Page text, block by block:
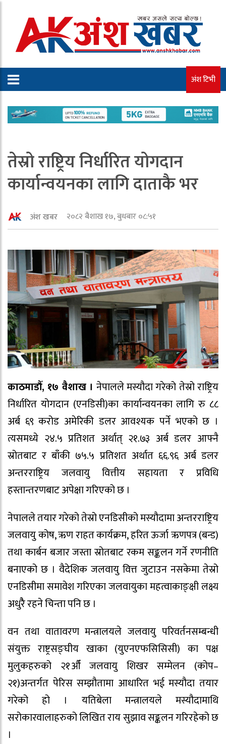
अंश टिभी
तेस्रो राष्ट्रिय निर्धारित योगदान
कार्यान्वयनका लागि दाताकै भर
अंश खबर २०८२ बैशाख १७, बुधबार ०८:५१
काठमाडौँ, १७ वैशाख । नेपालले मस्यौदा गरेको तेस्रो राष्ट्रिय
निर्धारित योगदान (एनडिसी)का कार्यान्वयनका लागि रु ८८
अर्ब ६९ करोड अमेरिकी डलर आवश्यक पर्ने भएको छ ।
त्यसमध्ये २४.५ प्रतिशत अर्थात् २१.७३ अर्ब डलर आफ्नै
स्रोतबाट र बाँकी ७५.५ प्रतिशत अर्थात ६६.९६ अर्ब डलर
अन्तरराष्ट्रिय जलवायु वित्तीय सहायता र प्रविधि
हस्तान्तरणबाट अपेक्षा गरिएको छ ।
नेपालले तयार गरेको तेस्रो एनडिसीको मस्यौदामा अन्तरराष्ट्रिय
जलवायु कोष, ऋण राहत कार्यक्रम, हरित ऊर्जा ऋणपत्र (बन्ड)
तथा कार्बन बजार जस्ता स्रोतबाट रकम सङ्कलन गर्ने रणनीति
बनाएको छ । वैदेशिक जलवायु वित्त जुटाउन नसकेमा तेस्रो
एनडिसीमा समावेश गरिएका जलवायुका महत्वाकाङ्क्षी लक्ष्य
अधुरैै रहने चिन्ता पनि छ ।
वन तथा वातावरण मन्त्रालयले जलवायु परिवर्तनसम्बन्धी
संयुक्त राष्ट्रसङ्घीय खाका (युएनएफसिसिसी) का पक्ष
मुलुकहरुको २१औँ जलवायु शिखर सम्मेलन (कोप–
२१)अन्तर्गत पेरिस सम्झौतामा आधारित भई मस्यौदा तयार
गरेको हो । यतिबेला मन्त्रालयले मस्यौदामाथि
सरोकारवालाहरुको लिखित राय सुझाव सङ्कलन गरिरहेको छ
।